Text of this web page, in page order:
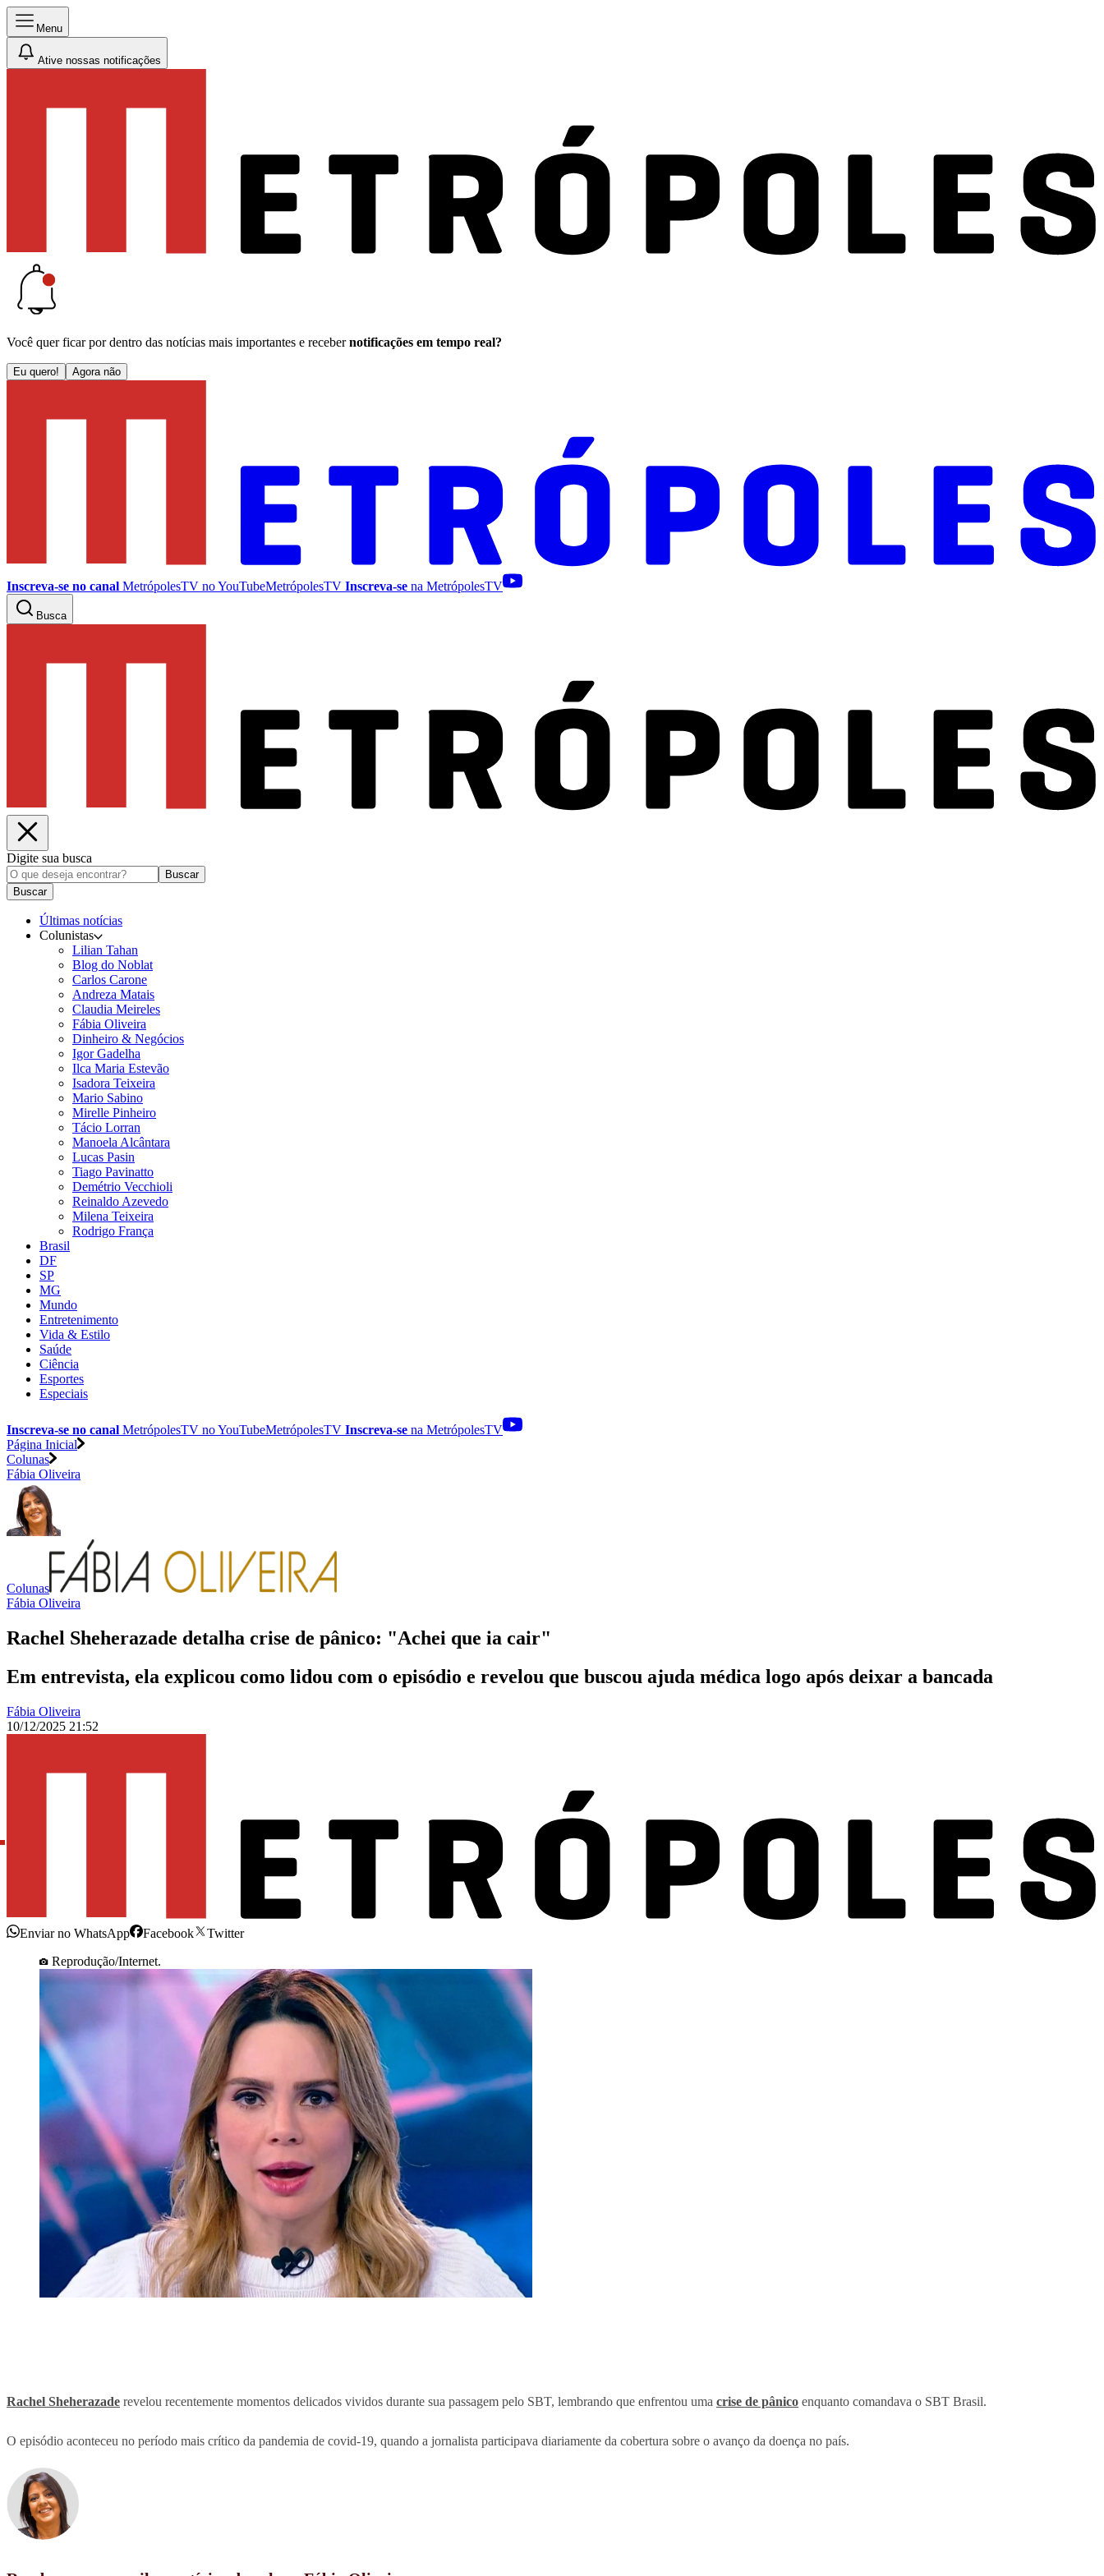
Menu
Ative nossas notificações
Você quer ficar por dentro das notícias mais importantes e receber notificações em tempo real?
Eu quero! Agora não
Inscreva-se no canal MetrópolesTV noYouTubeMetrópolesTV Inscreva-se na MetrópolesTV
Busca
Digite sua busca
Buscar
Buscar
Últimas notícias
Colunistas
Lilian Tahan
Blog do Noblat
Carlos Carone
Andreza Matais
Claudia Meireles
Fábia Oliveira
Dinheiro & Negócios
Igor Gadelha
Ilca Maria Estevão
Isadora Teixeira
Mario Sabino
Mirelle Pinheiro
Tácio Lorran
Manoela Alcântara
Lucas Pasin
Tiago Pavinatto
Demétrio Vecchioli
Reinaldo Azevedo
Milena Teixeira
Rodrigo França
Brasil
DF
SP
MG
Mundo
Entretenimento
Vida & Estilo
Saúde
Ciência
Esportes
Especiais
Inscreva-se no canal MetrópolesTV noYouTubeMetrópolesTV Inscreva-se na MetrópolesTV
Página Inicial
Colunas
Fábia Oliveira
Colunas
Fábia Oliveira
Rachel Sheherazade detalha crise de pânico: "Achei que ia cair"
Em entrevista, ela explicou como lidou com o episódio e revelou que buscou ajuda médica logo após deixar a bancada
Fábia Oliveira
10/12/2025 21:52
Enviar no WhatsApp Facebook
Twitter
Reprodução/Internet.
Rachel Sheherazade revelou recentemente momentos delicados vividos durante sua passagem pelo SBT, lembrando que enfrentou uma crise de pânico enquanto comandava o SBT Brasil.
O episódio aconteceu no período mais crítico da pandemia de covid-19, quando a jornalista participava diariamente da cobertura sobre o avanço da doença no país.